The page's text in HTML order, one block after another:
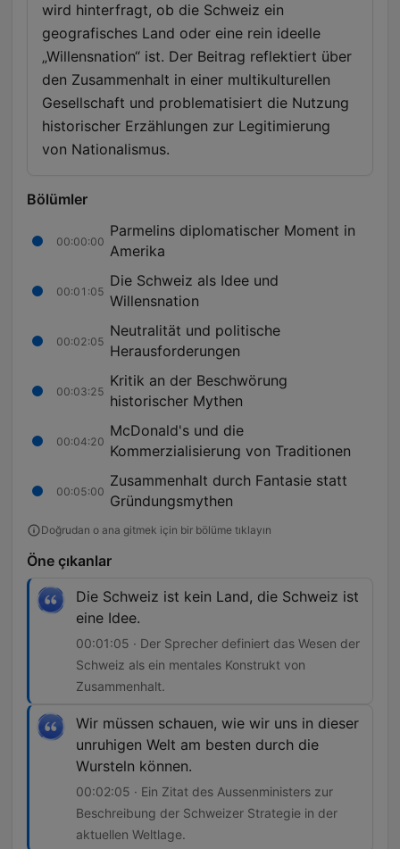
wird hinterfragt, ob die Schweiz ein
geografisches Land oder eine rein ideelle
„Willensnation“ ist. Der Beitrag reflektiert über
den Zusammenhalt in einer multikulturellen
Gesellschaft und problematisiert die Nutzung
historischer Erzählungen zur Legitimierung
von Nationalismus.
Bölümler
00:00:00
Parmelins diplomatischer Moment in
Amerika
00:01:05
Die Schweiz als Idee und
Willensnation
00:02:05
Neutralität und politische
Herausforderungen
00:03:25
Kritik an der Beschwörung
historischer Mythen
00:04:20
McDonald's und die
Kommerzialisierung von Traditionen
00:05:00
Zusammenhalt durch Fantasie statt
Gründungsmythen
Doğrudan o ana gitmek için bir bölüme tıklayın
Öne çıkanlar
Die Schweiz ist kein Land, die Schweiz ist
eine Idee.
00:01:05 · Der Sprecher definiert das Wesen der
Schweiz als ein mentales Konstrukt von
Zusammenhalt.
Wir müssen schauen, wie wir uns in dieser
unruhigen Welt am besten durch die
Wursteln können.
00:02:05 · Ein Zitat des Aussenministers zur
Beschreibung der Schweizer Strategie in der
aktuellen Weltlage.